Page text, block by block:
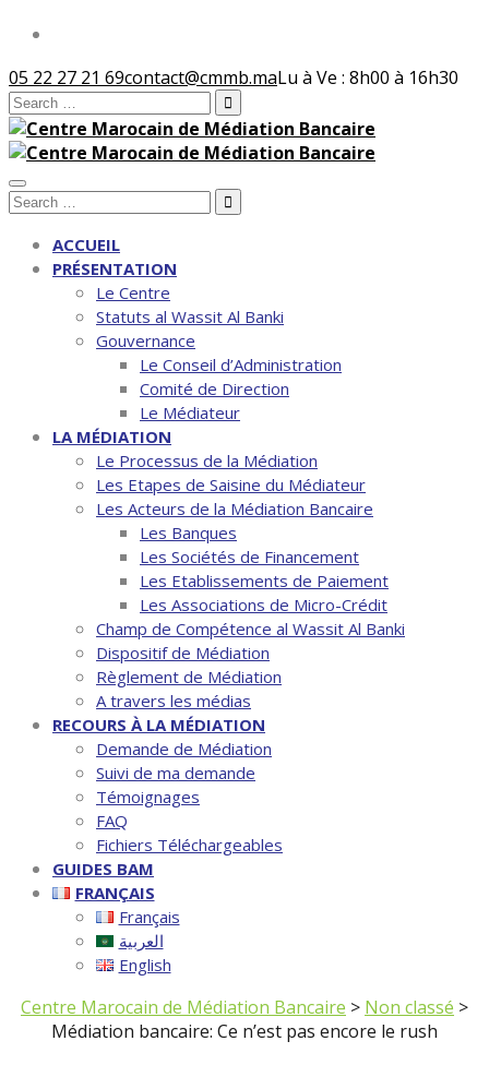
05 22 27 21 69contact@cmmb.maLu à Ve : 8h00 à 16h30
Search
for:
Search
ACCUEIL
PRÉSENTATION
Le Centre
Statuts al Wassit Al Banki
Gouvernance
Le Conseil d’Administration
Comité de Direction
Le Médiateur
LA MÉDIATION
Le Processus de la Médiation
Les Etapes de Saisine du Médiateur
Les Acteurs de la Médiation Bancaire
Les Banques
Les Sociétés de Financement
Les Etablissements de Paiement
Les Associations de Micro-Crédit
Champ de Compétence al Wassit Al Banki
Dispositif de Médiation
Règlement de Médiation
A travers les médias
RECOURS À LA MÉDIATION
Demande de Médiation
Suivi de ma demande
Témoignages
FAQ
Fichiers Téléchargeables
GUIDES BAM
FRANÇAIS
Français
العربية
English
Centre Marocain de Médiation Bancaire > Non classé >
Médiation bancaire: Ce n’est pas encore le rush